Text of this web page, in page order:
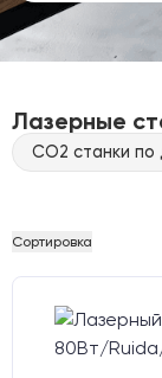
Лазерные
CO2 станки
Сортировка